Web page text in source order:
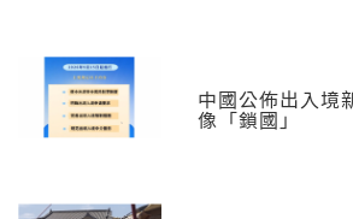
中國公佈出入境
像「鎖國」